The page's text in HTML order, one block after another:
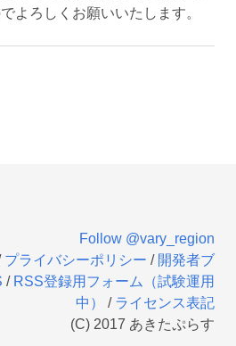
よろしくお願いいたします。
Follow @vary_region
プライバシーポリシー / 開発者ブ
/ RSS登録用フォーム（試験運用
中） / ライセンス表記
(C) 2017 あきたぷらす